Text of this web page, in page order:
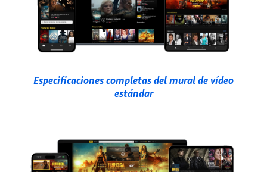
Especificaciones completas del mural de vídeo
estándar